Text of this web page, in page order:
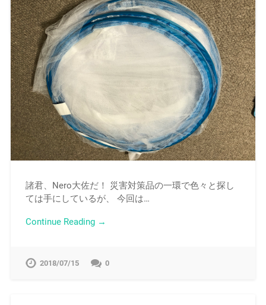
2018/07/15 0
諸君、Nero大佐だ！ 災害対策品の一環で色々と探し
ては手にしているが、 今回は…
Continue Reading →
2018/07/15 0